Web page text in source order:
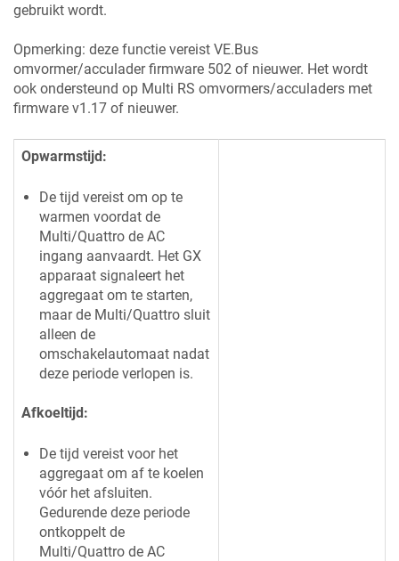
gebruikt wordt.
Opmerking: deze functie vereist VE.Bus
omvormer/acculader firmware 502 of nieuwer. Het wordt
ook ondersteund op Multi RS omvormers/acculaders met
firmware v1.17 of nieuwer.
Opwarmstijd:
De tijd vereist om op te
warmen voordat de
Multi/Quattro de AC
ingang aanvaardt. Het GX
apparaat signaleert het
aggregaat om te starten,
maar de Multi/Quattro sluit
alleen de
omschakelautomaat nadat
deze periode verlopen is.
Afkoeltijd:
De tijd vereist voor het
aggregaat om af te koelen
vóór het afsluiten.
Gedurende deze periode
ontkoppelt de
Multi/Quattro de AC